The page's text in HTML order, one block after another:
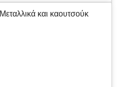
Μεταλλικά και καουτσούκ